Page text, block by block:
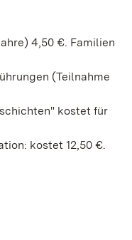
4,50 €. Familien
(Teilnahme
kostet für
kostet 12,50 €.